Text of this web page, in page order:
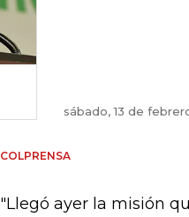
sábado, 13 de
COLPRENSA
"Llegó ayer la misión